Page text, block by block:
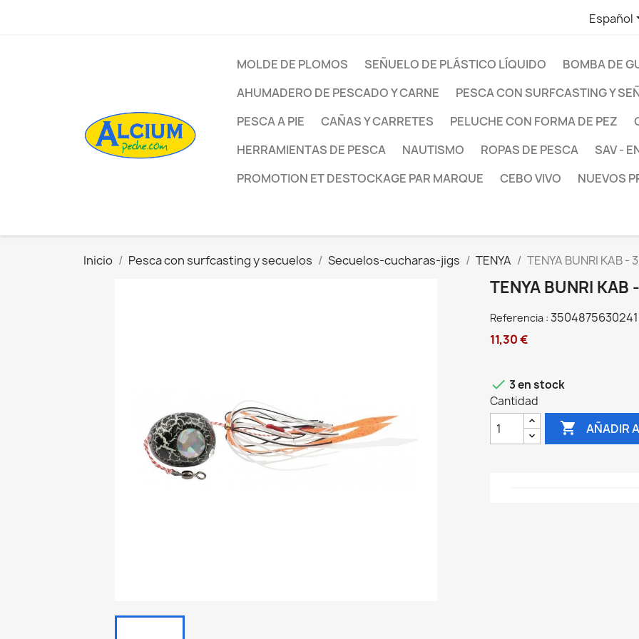
Español
MOLDE DE PLOMOS SEÑUELO DE PLÁSTICO LÍQUIDO
BOMBA DE
AHUMADERO DE PESCADO Y CARNE
PESCA CON SURFCASTING Y
PESCA A PIE
CAÑAS Y CARRETES PELUCHE CON FORMA DE PEZ
HERRAMIENTAS DE PESCA
NAUTISMO ROPAS DE PESCA
SAV -
PROMOTION ET DESTOCKAGE PAR MARQUE
CEBO VIVO NUEVOS
Inicio Pesca con surfcasting y seсuelos Seсuelos-cucharas-jigs TENYA TENYA BUNRI KAB -
TENYA BUNRI
Referencia : 3504875630241
11,30 €
 3 en stock
Cantidad
 AÑADIR